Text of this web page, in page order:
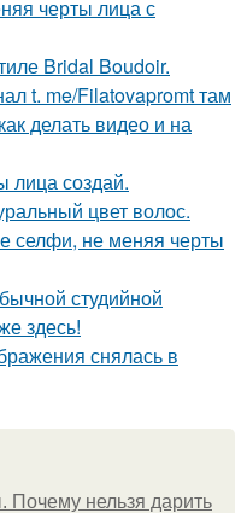
черты лица с
Bridal Boudoir.
t. me/Filatovapromt там
делать видео и на
лица создай.
цвет волос.
селфи, не меняя черты
студийной
здесь!
снялась в
Почему нельзя дарить